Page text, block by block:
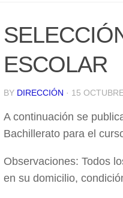
ESCOLAR
BY DIRECCIÓN · 15
A continuación se
Bachillerato para el
Observaciones: Todos
en su domicilio,